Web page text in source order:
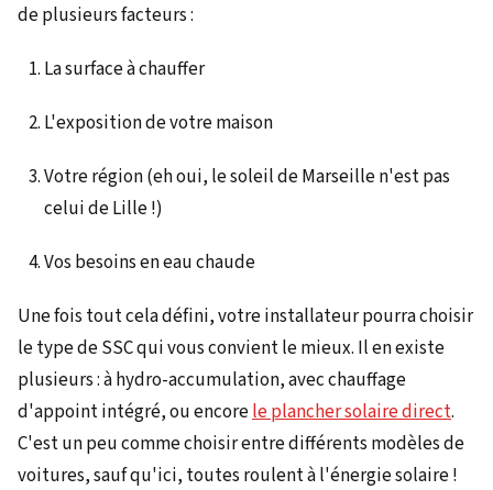
de plusieurs facteurs :
La surface à chauffer
L'exposition de votre maison
Votre région (eh oui, le soleil de Marseille n'est pas
celui de Lille !)
Vos besoins en eau chaude
Une fois tout cela défini, votre installateur pourra choisir
le type de SSC qui vous convient le mieux. Il en existe
plusieurs : à hydro-accumulation, avec chauffage
d'appoint intégré, ou encorele plancher solaire direct.
C'est un peu comme choisir entre différents modèles de
voitures, sauf qu'ici, toutes roulent à l'énergie solaire !